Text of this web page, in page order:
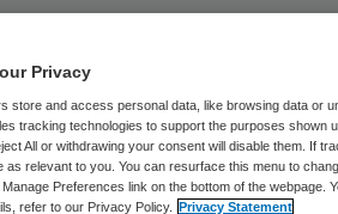
VUmc
Privacy
store and access personal data, like browsing data or
tracking technologies to support the purposes shown
All or withdrawing your consent will disable them. If
as relevant to you. You can resurface this menu to
Preferences link on the bottom of the webpage.
refer to our Privacy Policy. Privacy Statement